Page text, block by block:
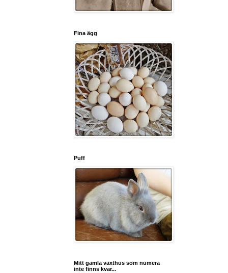
Fina ägg
Puff
Mitt gamla växthus som numera
inte finns kvar...